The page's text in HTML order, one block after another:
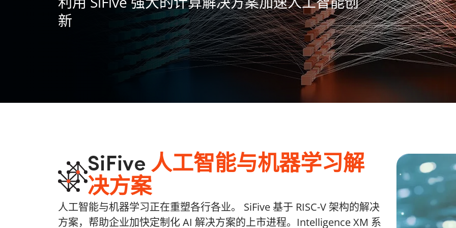
新
SiFive 人工智能与机器学习解
决方案
人工智能与机器学习正在重塑各行各业。 SiFive 基于 RISC-V 架构的解决
方案，帮助企业加快定制化 AI 解决方案的上市进程。Intelligence XM 系